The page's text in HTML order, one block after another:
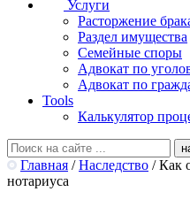
Услуги
Расторжение
Раздел имущества
Семейные споры
Адвокат по
Адвокат по
Tools
Калькулятор
Главная / Наследство / Как
нотариуса